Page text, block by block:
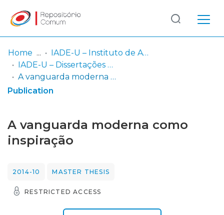
Communities
& Collections
Log
In
(current)
Home
IADE-U – Instituto de Arte, Design e Empresa - Universitário
IADE-U – Dissertações de Mestrado
A vanguarda moderna como inspiração
Publication
A vanguarda moderna como
inspiração
2014-10 MASTER THESIS
RESTRICTED ACCESS